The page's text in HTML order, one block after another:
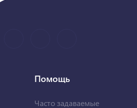
Помощь
Часто задаваемые